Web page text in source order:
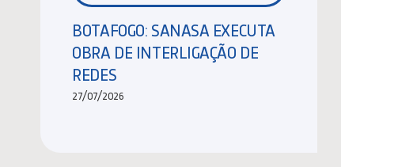
BOTAFOGO: SANASA EXECUTA
OBRA DE INTERLIGAÇÃO DE
REDES
27/07/2026